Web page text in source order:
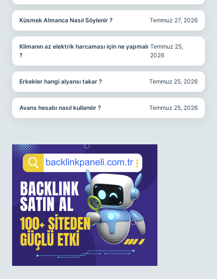
Küsmek Almanca Nasıl Söylenir ? Temmuz 27, 2026
Klimanın az elektrik harcaması için ne yapmalı
?
Temmuz 25,
2026
Erkekler hangi alyansı takar ? Temmuz 25, 2026
Avans hesabı nasıl kullanılır ? Temmuz 25, 2026